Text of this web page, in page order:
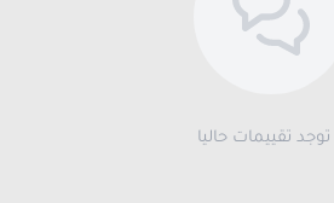
توجد تقييمات حاليا